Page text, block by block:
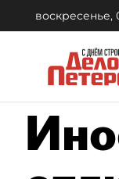
воскресенье,